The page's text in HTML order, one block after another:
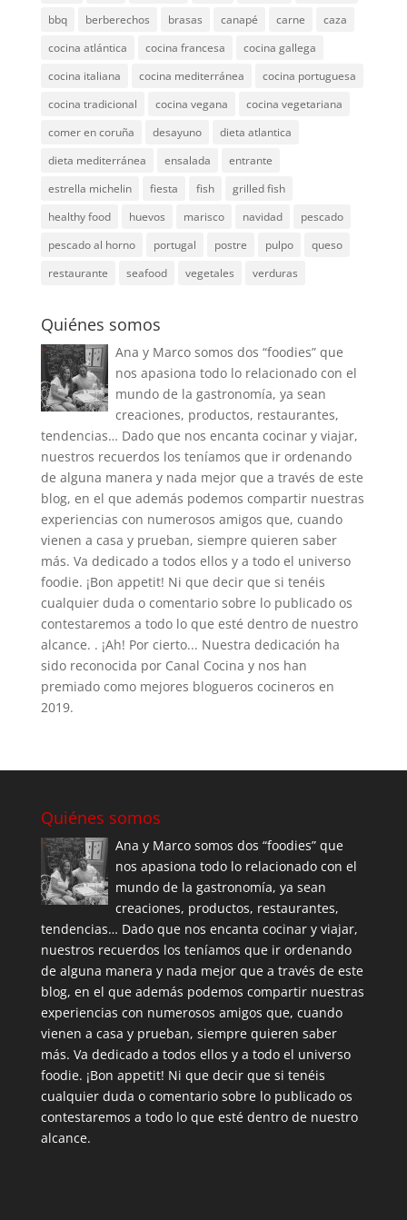
bbq
berberechos brasas canapé carne
caza
cocina atlántica
cocina francesa
cocina gallega
cocina italiana
cocina mediterránea
cocina portuguesa
cocina tradicional
cocina vegana
cocina vegetariana
comer en coruña
desayuno
dieta atlantica
dieta mediterránea
ensalada
entrante
estrella michelin
fiesta fish
grilled fish
healthy food
huevos marisco navidad
pescado
pescado al horno
portugal postre pulpo
queso
restaurante
seafood vegetales verduras
Quiénes somos
Ana y Marco somos dos “foodies” que
nos apasiona todo lo relacionado con el
mundo de la gastronomía, ya sean
creaciones, productos, restaurantes,
tendencias… Dado que nos encanta cocinar y viajar,
nuestros recuerdos los teníamos que ir ordenando
de alguna manera y nada mejor que a través de este
blog, en el que además podemos compartir nuestras
experiencias con numerosos amigos que, cuando
vienen a casa y prueban, siempre quieren saber
más. Va dedicado a todos ellos y a todo el universo
foodie. ¡Bon appetit! Ni que decir que si tenéis
cualquier duda o comentario sobre lo publicado os
contestaremos a todo lo que esté dentro de nuestro
alcance. . ¡Ah! Por cierto... Nuestra dedicación ha
sido reconocida por Canal Cocina y nos han
premiado como mejores blogueros cocineros en
2019.
Quiénes somos
Ana y Marco somos dos “foodies” que
nos apasiona todo lo relacionado con el
mundo de la gastronomía, ya sean
creaciones, productos, restaurantes,
tendencias… Dado que nos encanta cocinar y viajar,
nuestros recuerdos los teníamos que ir ordenando
de alguna manera y nada mejor que a través de este
blog, en el que además podemos compartir nuestras
experiencias con numerosos amigos que, cuando
vienen a casa y prueban, siempre quieren saber
más. Va dedicado a todos ellos y a todo el universo
foodie. ¡Bon appetit! Ni que decir que si tenéis
cualquier duda o comentario sobre lo publicado os
contestaremos a todo lo que esté dentro de nuestro
alcance.